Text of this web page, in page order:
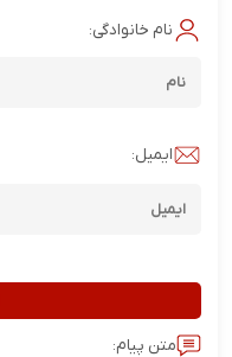
نام خانوادگی:
ایمیل:
متن پیام: